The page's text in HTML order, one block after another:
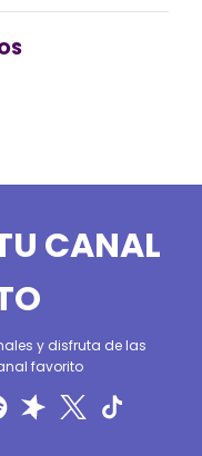
CANAL
y disfruta de las
favorito